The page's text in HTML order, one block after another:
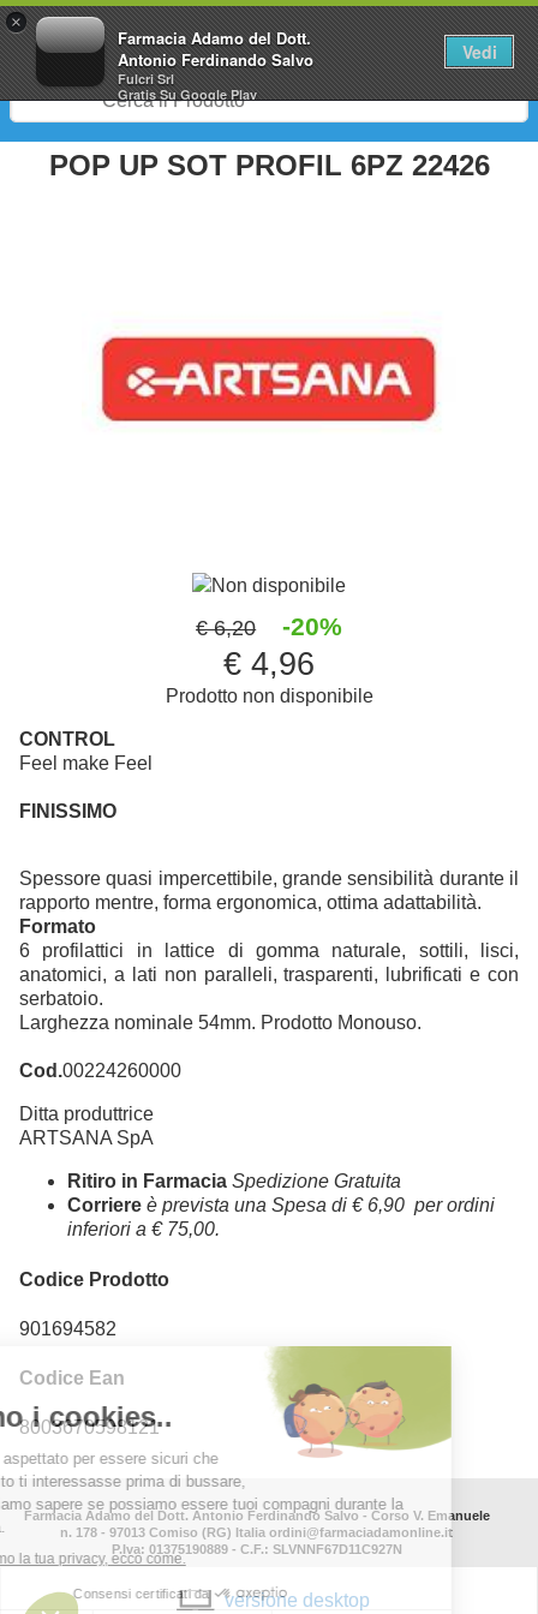
×
Farmacia Adamo del Dott.
Antonio Ferdinando Salvo
Fulcri Srl
GratisSu Google Play
Vedi
0
POP UP SOT PROFIL 6PZ 22426
Non disponibile
€ 6,20 -20%
€ 4,96
Prodotto non disponibile
CONTROL
Feel make Feel
FINISSIMO
Spessore quasi impercettibile, grande sensibilità durante il
rapporto mentre, forma ergonomica, ottima adattabilità.
Formato
6 profilattici in lattice di gomma naturale, sottili, lisci,
anatomici, a lati non paralleli, trasparenti, lubrificati e con
serbatoio.
Larghezza nominale 54mm. Prodotto Monouso.
Cod.00224260000
Ditta produttrice
ARTSANA SpA
Ritiro in Farmacia Spedizione Gratuita
Corriere è prevista una Spesa di € 6,90 per ordini
inferiori a € 75,00.
Codice Prodotto
901694582
Codice Ean
8003670598121
Farmacia Adamo del Dott. Antonio Ferdinando Salvo - Corso V. Emanuele
n. 178 - 97013 Comiso (RG) Italia ordini@farmaciadamonline.it
P.Iva: 01375190889 - C.F.: SLVNNF67D11C927N
versione desktop